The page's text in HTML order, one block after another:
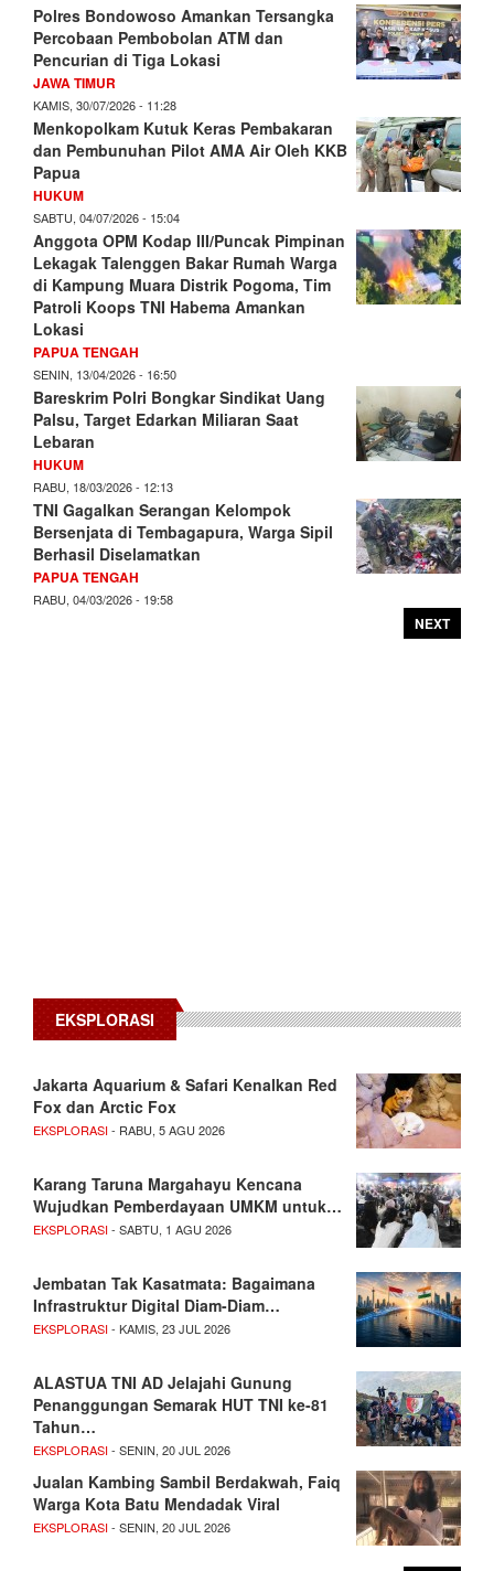
Polres Bondowoso Amankan Tersangka
Percobaan Pembobolan ATM dan
Pencurian di Tiga Lokasi
JAWA TIMUR
KAMIS, 30/07/2026 - 11:28
Menkopolkam Kutuk Keras Pembakaran
dan Pembunuhan Pilot AMA Air Oleh KKB
Papua
HUKUM
SABTU, 04/07/2026 - 15:04
Anggota OPM Kodap III/Puncak Pimpinan
Lekagak Talenggen Bakar Rumah Warga
di Kampung Muara Distrik Pogoma, Tim
Patroli Koops TNI Habema Amankan
Lokasi
PAPUA TENGAH
SENIN, 13/04/2026 - 16:50
Bareskrim Polri Bongkar Sindikat Uang
Palsu, Target Edarkan Miliaran Saat
Lebaran
HUKUM
RABU, 18/03/2026 - 12:13
TNI Gagalkan Serangan Kelompok
Bersenjata di Tembagapura, Warga Sipil
Berhasil Diselamatkan
PAPUA TENGAH
RABU, 04/03/2026 - 19:58
NEXT
EKSPLORASI
Jakarta Aquarium & Safari Kenalkan Red
Fox dan Arctic Fox
EKSPLORASI- RABU, 5 AGU 2026
Karang Taruna Margahayu Kencana
Wujudkan Pemberdayaan UMKM untuk…
EKSPLORASI- SABTU, 1 AGU 2026
Jembatan Tak Kasatmata: Bagaimana
Infrastruktur Digital Diam-Diam…
EKSPLORASI- KAMIS, 23 JUL 2026
ALASTUA TNI AD Jelajahi Gunung
Penanggungan Semarak HUT TNI ke-81
Tahun…
EKSPLORASI- SENIN, 20 JUL 2026
Jualan Kambing Sambil Berdakwah, Faiq
Warga Kota Batu Mendadak Viral
EKSPLORASI- SENIN, 20 JUL 2026